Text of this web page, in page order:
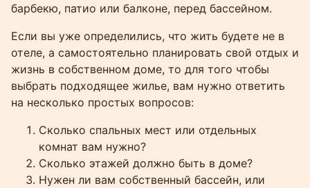
барбекю, патио или балконе, перед бассейном.
Если вы уже определились, что жить будете не в
отеле, а самостоятельно планировать свой отдых и
жизнь в собственном доме, то для того чтобы
выбрать подходящее жилье, вам нужно ответить
на несколько простых вопросов:
Сколько спальных мест или отдельных
комнат вам нужно?
Сколько этажей должно быть в доме?
Нужен ли вам собственный бассейн, или